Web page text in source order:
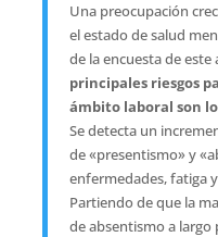
Una preocupación
el estado de salud
de la encuesta de
principales riesgos
ámbito laboral son
Se detecta un
de «presentismo» y
enfermedades, fatiga
Partiendo de que la
de absentismo a largo